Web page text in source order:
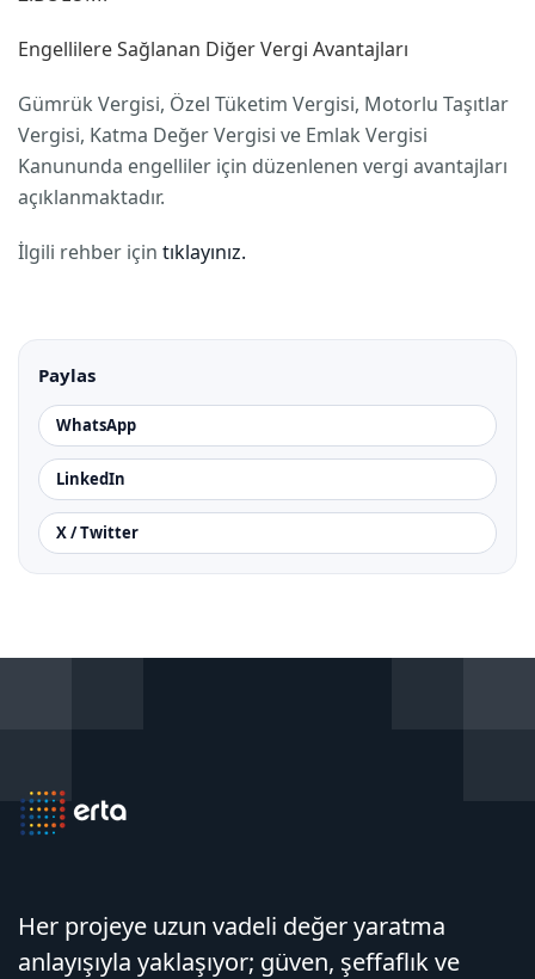
Engellilere Sağlanan Diğer Vergi Avantajları
Gümrük Vergisi, Özel Tüketim Vergisi, Motorlu Taşıtlar
Vergisi, Katma Değer Vergisi ve Emlak Vergisi
Kanununda engelliler için düzenlenen vergi avantajları
açıklanmaktadır.
İlgili rehber için tıklayınız.
Paylas
WhatsApp
LinkedIn
X / Twitter
Her projeye uzun vadeli değer yaratma
anlayışıyla yaklaşıyor; güven, şeffaflık ve